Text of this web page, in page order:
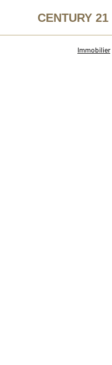
CENTURY 21
Immobilier